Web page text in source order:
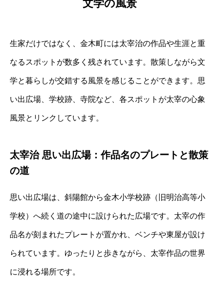
文学の風景
生家だけではなく、金木町には太宰治の作品や生涯と重
なるスポットが数多く残されています。散策しながら文
学と暮らしが交錯する風景を感じることができます。思
い出広場、学校跡、寺院など、各スポットが太宰の心象
風景とリンクしています。
太宰治 思い出広場：作品名のプレートと散策
の道
思い出広場は、斜陽館から金木小学校跡（旧明治高等小
学校）へ続く道の途中に設けられた広場です。太宰の作
品名が刻まれたプレートが置かれ、ベンチや東屋が設け
られています。ゆったりと歩きながら、太宰作品の世界
に浸れる場所です。